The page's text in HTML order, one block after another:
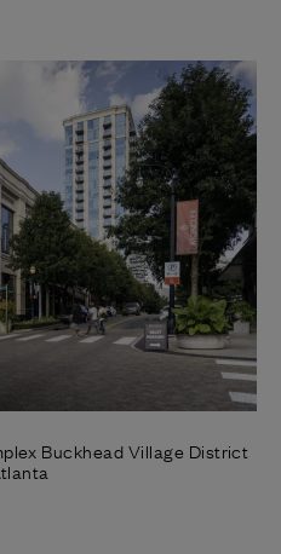
Buckhead Village District